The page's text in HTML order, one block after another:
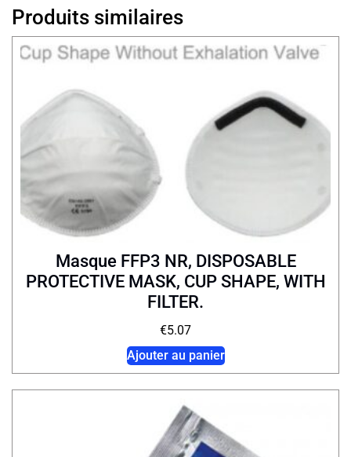
Produits similaires
Masque FFP3 NR, DISPOSABLE
PROTECTIVE MASK, CUP SHAPE, WITH
FILTER.
€5.07
Ajouter au panier